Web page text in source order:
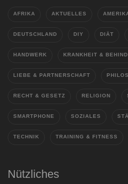
AFRIKA AKTUELLES
DEUTSCHLAND DIY DIÄT
HANDWERK KRANKHEIT &
LIEBE & PARTNERSCHAFT
RECHT & GESETZ RELIGION
SMARTPHONE SOZIALES
TECHNIK TRAINING & FITNESS
Nützliches